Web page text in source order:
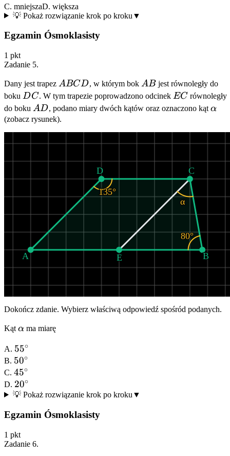
C. mniejszaD. większa
💡 Pokaż rozwiązanie krok po kroku ▼
Egzamin Ósmoklasisty
1 pkt
Zadanie 5.
Dany jest trapez ABCD
ABCD, w którym bok AB
ABjest równoległy do
boku DC
DC. W tym trapezie poprowadzono odcinek EC
EC równoległy
do boku AD
AD, podano miary dwóch kątów oraz oznaczono kąt α
(zobacz rysunek).
135°
80°
α
A B
C
D
E
Dokończ zdanie. Wybierz właściwą odpowiedź spośród podanych.
Kąt \alpha
α ma miarę
A. 55^{\circ}
55∘
B. 50^{\circ}
50∘
C. 45^{\circ}
45∘
D. 20^{\circ}
20∘
💡 Pokaż rozwiązanie krok po kroku ▼
Egzamin Ósmoklasisty
1 pkt
Zadanie 6.